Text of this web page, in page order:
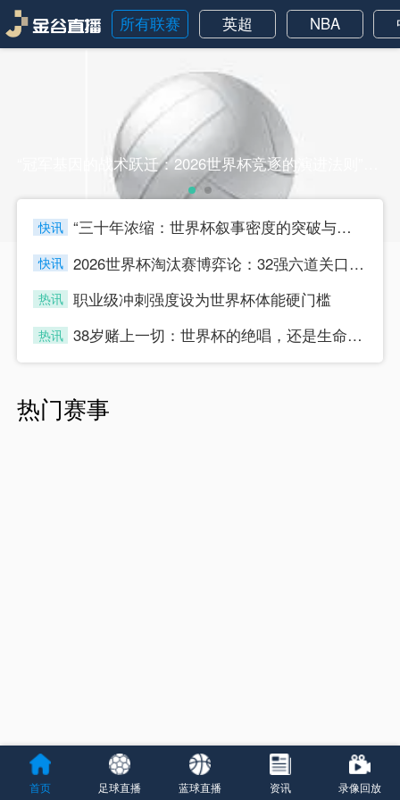
所有联赛 英超 NBA
快讯
“三十年浓缩：世界杯叙事密度的突破与节奏迭代”
快讯
2026世界杯淘汰赛博弈论：32强六道关口的战术嬗变与晋级路径推演
热讯 职业级冲刺强度设为世界杯体能硬门槛
热讯
38岁赌上一切：世界杯的绝唱，还是生命的最后冲刺？
热门赛事
首页 足球直播 蓝球直播 资讯 录像回放